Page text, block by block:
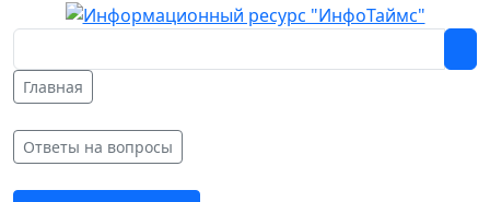
Главная
Ответы на вопросы